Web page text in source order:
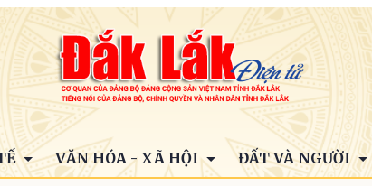
VĂN HÓA - XÃ HỘI ĐẤT VÀ NGƯỜI